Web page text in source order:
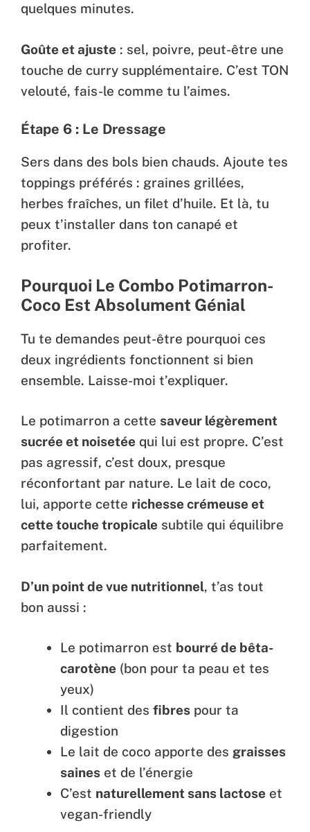
quelques minutes.
Goûte et ajuste : sel, poivre, peut-être une
touche de curry supplémentaire. C’est TON
velouté, fais-le comme tu l’aimes.
Étape 6 : Le Dressage
Sers dans des bols bien chauds. Ajoute tes
toppings préférés : graines grillées,
herbes fraîches, un filet d’huile. Et là, tu
peux t’installer dans ton canapé et
profiter.
Pourquoi Le Combo Potimarron-
Coco Est Absolument Génial
Tu te demandes peut-être pourquoi ces
deux ingrédients fonctionnent si bien
ensemble. Laisse-moi t’expliquer.
Le potimarron a cette saveur légèrement
sucrée et noisetée qui lui est propre. C’est
pas agressif, c’est doux, presque
réconfortant par nature. Le lait de coco,
lui, apporte cette richesse crémeuse et
cette touche tropicale subtile qui équilibre
parfaitement.
D’un point de vue nutritionnel, t’as tout
bon aussi :
Le potimarron est bourré de bêta-
carotène (bon pour ta peau et tes
yeux)
Il contient des fibres pour ta
digestion
Le lait de coco apporte des graisses
saines et de l’énergie
C’est naturellement sans lactose et
vegan-friendly